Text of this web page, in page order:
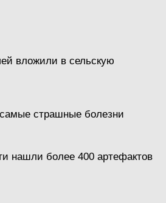
вложили в сельскую
страшные болезни
нашли более 400 артефактов